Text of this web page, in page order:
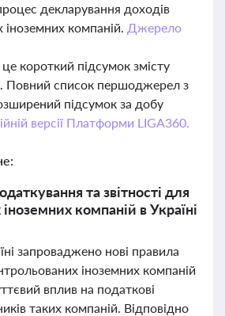
декларування доходів
іноземних компаній. Джерело
короткий підсумок змісту
Повний список першоджерел з
підсумок за добу
версії Платформи LIGA360.
та звітності для
компаній в Україні
запроваджено нові правила
іноземних компаній
вплив на податкові
таких компаній. Відповідно